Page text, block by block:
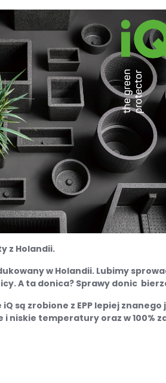
z Holandii.
w Holandii. Lubimy
A ta donica? Sprawy donic
są zrobione z EPP lepiej
niskie temperatury oraz w 100%